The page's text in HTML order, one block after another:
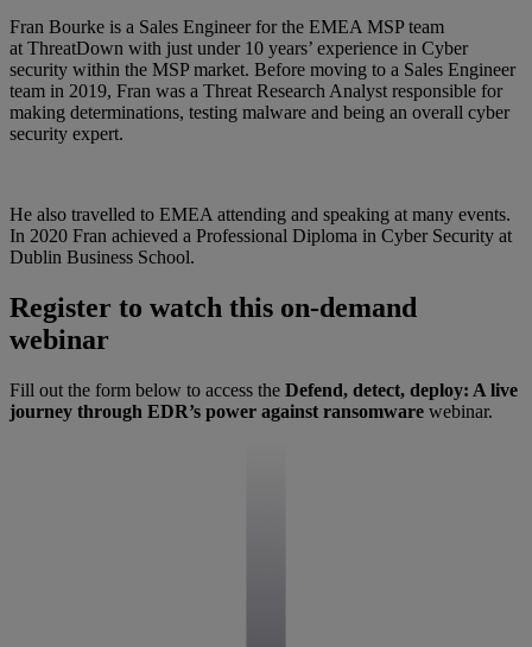
Fran Bourke is a Sales Engineer for the EMEA MSP team
at ThreatDown with just under 10 years’ experience in Cyber
security within the MSP market. Before moving to a Sales Engineer
team in 2019, Fran was a Threat Research Analyst responsible for
making determinations, testing malware and being an overall cyber
security expert.
He also travelled to EMEA attending and speaking at many events.
In 2020 Fran achieved a Professional Diploma in Cyber Security at
Dublin Business School.
Register to watch this on-demand
webinar
Fill out the form below to access the Defend, detect, deploy: A live
journey through EDR’s power against ransomware webinar.